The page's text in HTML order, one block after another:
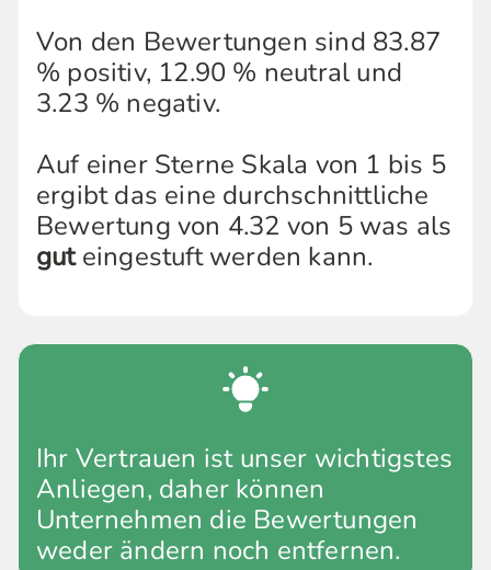
Von den Bewertungen sind 83.87
% positiv, 12.90 % neutral und
3.23 % negativ.
Auf einer Sterne Skala von 1 bis 5
ergibt das eine durchschnittliche
Bewertung von 4.32 von 5 was als
guteingestuft werden kann.
Ihr Vertrauen ist unser wichtigstes
Anliegen, daher können
Unternehmen die Bewertungen
weder ändern noch entfernen.